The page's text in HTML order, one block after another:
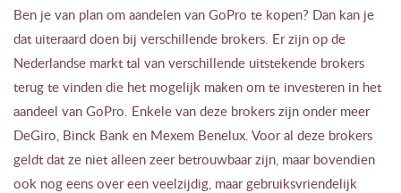
Ben je van plan om aandelen van GoPro te kopen? Dan kan je
dat uiteraard doen bij verschillende brokers. Er zijn op de
Nederlandse markt tal van verschillende uitstekende brokers
terug te vinden die het mogelijk maken om te investeren in het
aandeel van GoPro. Enkele van deze brokers zijn onder meer
DeGiro, Binck Bank en Mexem Benelux. Voor al deze brokers
geldt dat ze niet alleen zeer betrouwbaar zijn, maar bovendien
ook nog eens over een veelzijdig, maar gebruiksvriendelijk